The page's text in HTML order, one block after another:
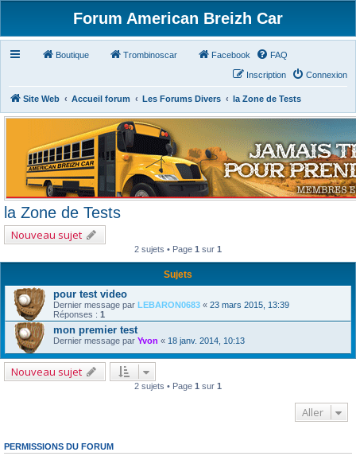
Forum American Breizh Car
Boutique Trombinoscar Facebook FAQ
Connexion
Inscription
Site Web Accueil forum Les Forums Divers la Zone de Tests
la Zone de Tests
Nouveau sujet
2 sujets • Page 1 sur 1
Sujets
pour test video
Dernier message par LEBARON0683 « 23 mars 2015, 13:39
Réponses : 1
mon premier test
Dernier message par Yvon « 18 janv. 2014, 10:13
Nouveau sujet
2 sujets • Page 1 sur 1
Aller
PERMISSIONS DU FORUM